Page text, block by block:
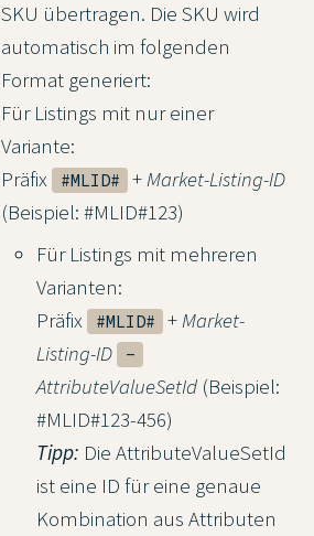
SKU übertragen. Die SKU wird
automatisch im folgenden
Format generiert:
Für Listings mit nur einer
Variante:
Präfix
#MLID# +Market-Listing-ID
(Beispiel: #MLID#123)
Für Listings mit mehreren
Varianten:
Präfix
#MLID# +Market-
Listing-ID
-
AttributeValueSetId (Beispiel:
#MLID#123-456)
Tipp: Die AttributeValueSetId
ist eine ID für eine genaue
Kombination aus Attributen